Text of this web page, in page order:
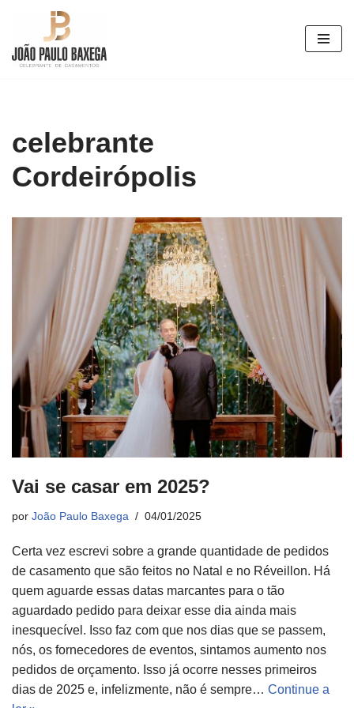
Pular
para
celebrante
Cordeirópolis
Vai se casar em 2025?
por João Paulo Baxega 04/01/2025
Certa vez escrevi sobre a grande quantidade de pedidos
de casamento que são feitos no Natal e no Réveillon. Há
quem aguarde essas datas marcantes para o tão
aguardado pedido para deixar esse dia ainda mais
inesquecível. Isso faz com que nos dias que se passem,
nós, os fornecedores de eventos, sintamos aumento nos
pedidos de orçamento. Isso já ocorre nesses primeiros
dias de 2025 e, infelizmente, não é sempre… Continue a